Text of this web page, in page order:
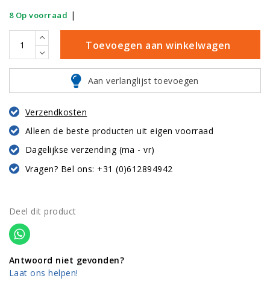
8 Op voorraad |
Toevoegen aan winkelwagen
Aan verlanglijst toevoegen
Verzendkosten
Alleen de beste producten uit eigen voorraad
Dagelijkse verzending (ma - vr)
Vragen? Bel ons: +31 (0)612894942
Deel dit product
Antwoord niet gevonden?
Laat ons helpen!